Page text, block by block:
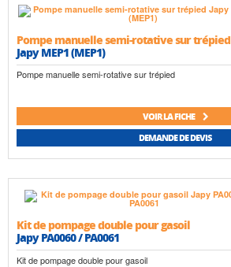
Pompe manuelle semi-rotative sur trépied
Japy MEP1 (MEP1)
Pompe manuelle semi-rotative sur trépied
VOIR LA FICHE
DEMANDE DE DEVIS
Kit de pompage double pour gasoil
Japy PA0060 / PA0061
Kit de pompage double pour gasoil